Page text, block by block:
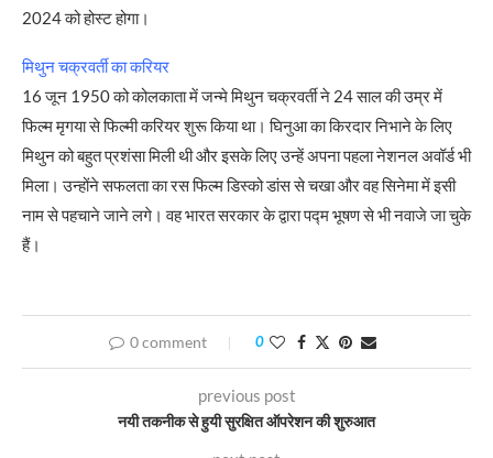
2024 को होस्ट होगा।
मिथुन चक्रवर्ती का करियर
16 जून 1950 को कोलकाता में जन्मे मिथुन चक्रवर्ती ने 24 साल की उम्र में
फिल्म मृगया से फिल्मी करियर शुरू किया था। घिनुआ का किरदार निभाने के लिए
मिथुन को बहुत प्रशंसा मिली थी और इसके लिए उन्हें अपना पहला नेशनल अवॉर्ड भी
मिला। उन्होंने सफलता का रस फिल्म डिस्को डांस से चखा और वह सिनेमा में इसी
नाम से पहचाने जाने लगे। वह भारत सरकार के द्वारा पद्म भूषण से भी नवाजे जा चुके
हैं।
0 comment 0
previous post
नयी तकनीक से हुयी सुरक्षित ऑपरेशन की शुरुआत